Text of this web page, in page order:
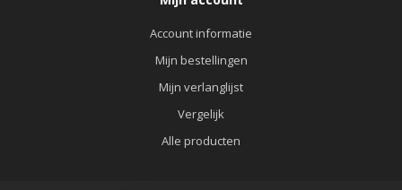
Account informatie
Mijn bestellingen
Mijn verlanglijst
Vergelijk
Alle producten